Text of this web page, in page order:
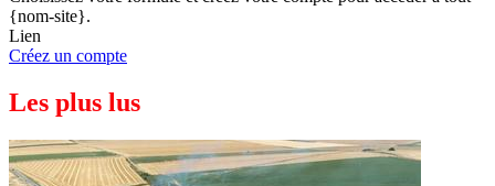
{nom-site}.
Lien
Créez un compte
Les plus lus